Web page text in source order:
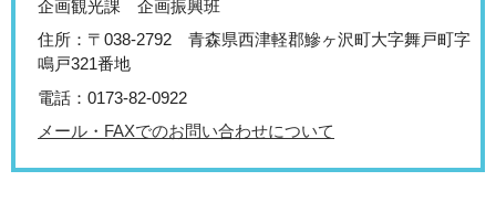
企画観光課 企画振興班
住所：〒038-2792 青森県西津軽郡鰺ヶ沢町大字舞戸町字
鳴戸321番地
電話：0173-82-0922
メール・FAXでのお問い合わせについて